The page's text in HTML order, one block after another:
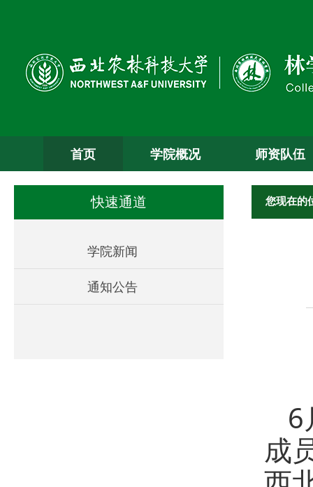
首页 学院概况 师资队伍
快速通道
学院新闻
通知公告
您现在的
6
成